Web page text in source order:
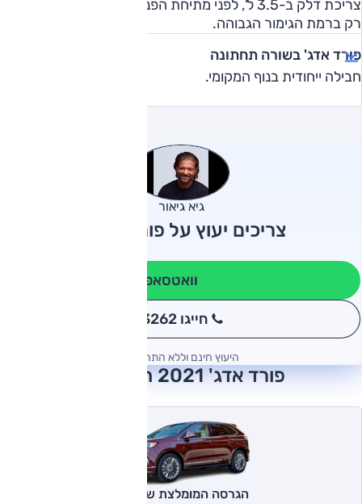
צריכת דלק ב-3.5 ל', לפני מתיחת הפנים אבזור בטיחות מתקדם
רק ברמת הגימור הגבוהה.
פורד אדג' בשורה תחתונה
חבילה ייחודית בנוף המקומי.
גיא גיאור
צריכים יעוץ על פורד אדג'?
וואטסאפ
חייגו 3262
היעוץ חינם וללא התחייבות
פורד אדג' 2021 חוות דעת
הגרסה המומלצת של אוטו